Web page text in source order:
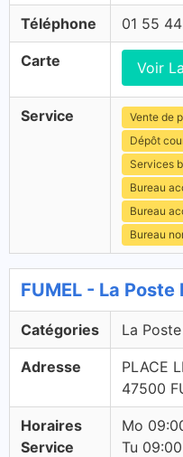
Téléphone 01 55
Carte Voir
Service
Vente de
Dépôt
Services
Bureau
Bureau
Bureau
FUMEL - La Poste
Catégories La Poste
Adresse
PLACE
47500
Horaires
Service
Mo
Tu